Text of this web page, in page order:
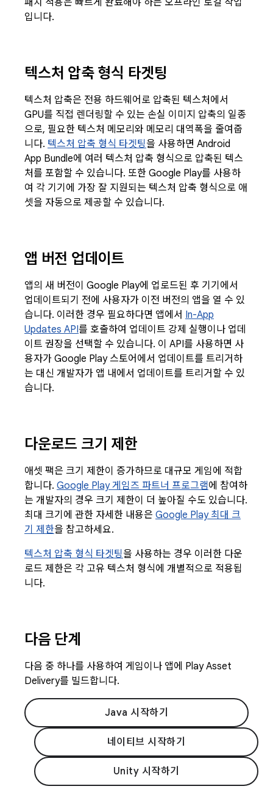
패치 적용은 빠르게 완료해야 하는 오프라인 로컬 작업
입니다.
텍스처 압축 형식 타겟팅
텍스처 압축은 전용 하드웨어로 압축된 텍스처에서
GPU를 직접 렌더링할 수 있는 손실 이미지 압축의 일종
으로, 필요한 텍스처 메모리와 메모리 대역폭을 줄여줍
니다. 텍스처 압축 형식 타겟팅을 사용하면 Android
App Bundle에 여러 텍스처 압축 형식으로 압축된 텍스
처를 포함할 수 있습니다. 또한 Google Play를 사용하
여 각 기기에 가장 잘 지원되는 텍스처 압축 형식으로 애
셋을 자동으로 제공할 수 있습니다.
앱 버전 업데이트
앱의 새 버전이 Google Play에 업로드된 후 기기에서
업데이트되기 전에 사용자가 이전 버전의 앱을 열 수 있
습니다. 이러한 경우 필요하다면 앱에서 In-App
Updates API를 호출하여 업데이트 강제 실행이나 업데
이트 권장을 선택할 수 있습니다. 이 API를 사용하면 사
용자가 Google Play 스토어에서 업데이트를 트리거하
는 대신 개발자가 앱 내에서 업데이트를 트리거할 수 있
습니다.
다운로드 크기 제한
애셋 팩은 크기 제한이 증가하므로 대규모 게임에 적합
합니다. Google Play 게임즈 파트너 프로그램에 참여하
는 개발자의 경우 크기 제한이 더 높아질 수도 있습니다.
최대 크기에 관한 자세한 내용은 Google Play 최대 크
기 제한을 참고하세요.
텍스처 압축 형식 타겟팅을 사용하는 경우 이러한 다운
로드 제한은 각 고유 텍스처 형식에 개별적으로 적용됩
니다.
다음 단계
다음 중 하나를 사용하여 게임이나 앱에 Play Asset
Delivery를 빌드합니다.
Java 시작하기
네이티브 시작하기
Unity 시작하기